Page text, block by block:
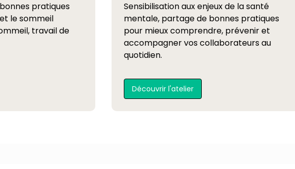
pratiques
le sommeil
travail de
Sensibilisation aux enjeux de la santé
mentale, partage de bonnes pratiques
pour mieux comprendre, prévenir et
accompagner vos collaborateurs au
quotidien.
Découvrir l'atelier